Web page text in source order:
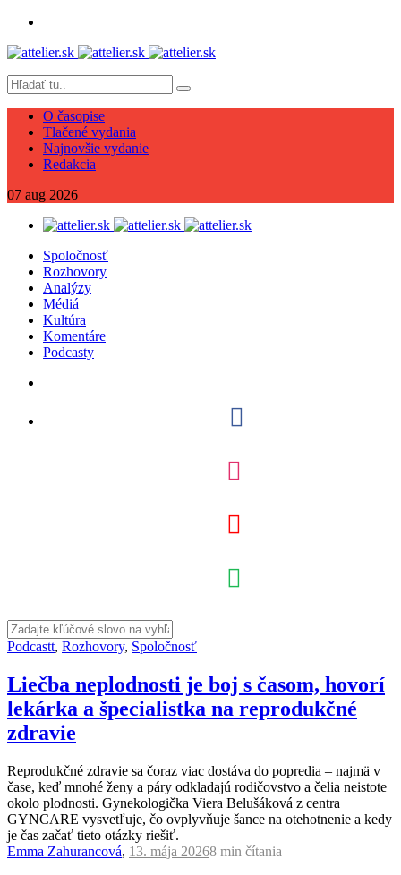
O časopise
Tlačené vydania
Najnovšie vydanie
Redakcia
07 aug 2026
Spoločnosť
Rozhovory
Analýzy
Médiá
Kultúra
Komentáre
Podcasty
Podcastt, Rozhovory, Spoločnosť
Liečba neplodnosti je boj s časom, hovorí
lekárka a špecialistka na reprodukčné
zdravie
Reprodukčné zdravie sa čoraz viac dostáva do popredia – najmä v
čase, keď mnohé ženy a páry odkladajú rodičovstvo a čelia neistote
okolo plodnosti. Gynekologička Viera Belušáková z centra
GYNCARE vysvetľuje, čo ovplyvňuje šance na otehotnenie a kedy
je čas začať tieto otázky riešiť.
Emma Zahurancová, 13. mája 20268 min čítania